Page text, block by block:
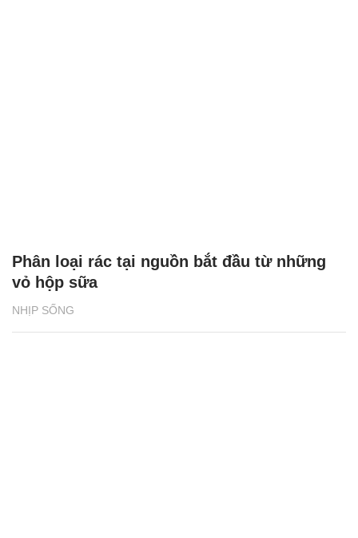
NHỊP SỐNG
Phân loại rác tại nguồn bắt đầu từ những
vỏ hộp sữa